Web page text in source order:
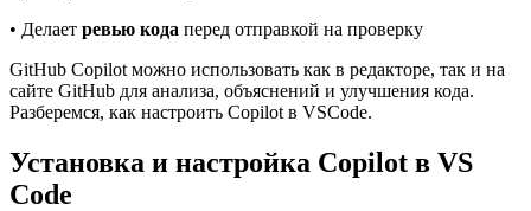
• Делает ревью кода перед отправкой на проверку
GitHub Copilot можно использовать как в редакторе, так и на
сайте GitHub для анализа, объяснений и улучшения кода.
Разберемся, как настроить Copilot в VSCode.
Установка и настройка Copilot в VS
Code